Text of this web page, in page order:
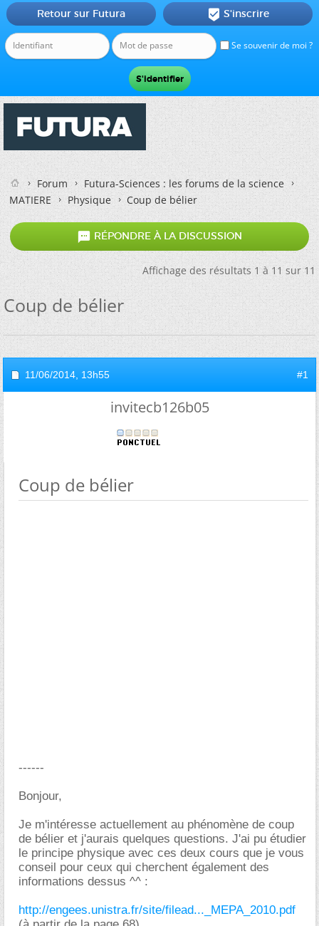
Se souvenir de moi ?
Retour sur Futura  S'inscrire
Forum
Futura-Sciences : les forums de la science
MATIERE
Physique Coup de bélier
 RÉPONDRE À LA DISCUSSION
Affichage des résultats 1 à 11 sur 11
Coup de bélier
11/06/2014, 13h55 #1
invitecb126b05
Coup de bélier
------
Bonjour,
Je m'intéresse actuellement au phénomène de coup
de bélier et j'aurais quelques questions. J'ai pu étudier
le principe physique avec ces deux cours que je vous
conseil pour ceux qui cherchent également des
informations dessus ^^ :
http://engees.unistra.fr/site/filead..._MEPA_2010.pdf